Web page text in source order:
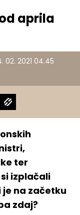
aprila
02. 2021 04.45
ter
izplačali
na začetku
zdaj?